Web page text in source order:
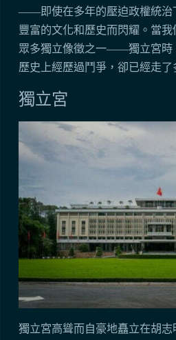
——即使在多年的壓迫政權統治
豐富的文化和歷史而閃耀。當
眾多獨立像徵之一——獨立宮時
歷史上經歷過鬥爭，卻已經走了
獨立宮
獨立宮高聳而自豪地矗立在胡